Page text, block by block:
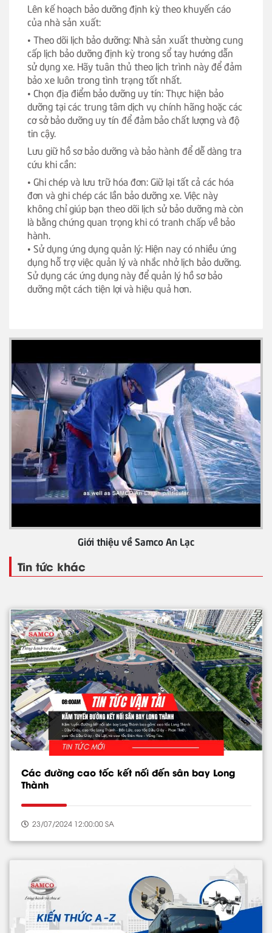
Lên kế hoạch bảo dưỡng định kỳ theo khuyến cáo
của nhà sản xuất:
• Theo dõi lịch bảo dưỡng: Nhà sản xuất thường cung
cấp lịch bảo dưỡng định kỳ trong sổ tay hướng dẫn
sử dụng xe. Hãy tuân thủ theo lịch trình này để đảm
bảo xe luôn trong tình trạng tốt nhất.
• Chọn địa điểm bảo dưỡng uy tín: Thực hiện bảo
dưỡng tại các trung tâm dịch vụ chính hãng hoặc các
cơ sở bảo dưỡng uy tín để đảm bảo chất lượng và độ
tin cậy.
Lưu giữ hồ sơ bảo dưỡng và bảo hành để dễ dàng tra
cứu khi cần:
• Ghi chép và lưu trữ hóa đơn: Giữ lại tất cả các hóa
đơn và ghi chép các lần bảo dưỡng xe. Việc này
không chỉ giúp bạn theo dõi lịch sử bảo dưỡng mà còn
là bằng chứng quan trọng khi có tranh chấp về bảo
hành.
• Sử dụng ứng dụng quản lý: Hiện nay có nhiều ứng
dụng hỗ trợ việc quản lý và nhắc nhở lịch bảo dưỡng.
Sử dụng các ứng dụng này để quản lý hồ sơ bảo
dưỡng một cách tiện lợi và hiệu quả hơn.
Giới thiệu về Samco An Lạc
Tin tức khác
Các đường cao tốc kết nối đến sân bay Long
Thành
23/07/2024 12:00:00 SA